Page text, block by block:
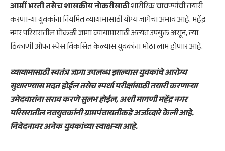
आर्मी भरती तसेच शासकीय नोकरीसाठीशारीरिक चाचण्यांची तयारी
करणाऱ्या युवकांना नियमित व्यायामासाठी योग्य जागेचा अभाव आहे. महेंद्र
नगर परिसरातील मोकळी जागा व्यायामासाठी अत्यंत उपयुक्त असून, त्या
ठिकाणी ओपन स्पेस विकसित केल्यास युवकांना मोठा लाभ होणार आहे.
व्यायामासाठी स्वतंत्र जागा उपलब्ध झाल्यास युवकांचे आरोग्य
सुधारण्यास मदत होईल तसेच स्पर्धा परीक्षांसाठी तयारी करणाऱ्या
उमेदवारांना सराव करणे सुलभ होईल, अशी मागणी महेंद्र नगर
परिसरातील नवयुवकांनी ग्रामपंचायतीकडे अर्जाव्दारे केली आहे.
निवेदनावर अनेक युवकांच्या स्वाक्षऱ्या आहे.